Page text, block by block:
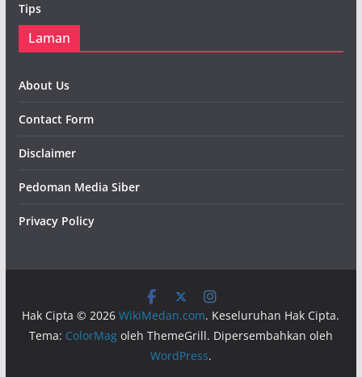
Tips
Laman
About Us
Contact Form
Disclaimer
Pedoman Media Siber
Privacy Policy
Hak Cipta © 2026WikiMedan.com. Keseluruhan Hak Cipta.
Tema: ColorMagoleh ThemeGrill. Dipersembahkan oleh
WordPress.